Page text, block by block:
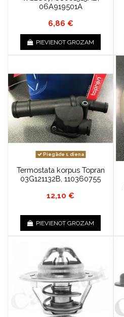
06A919501A
6,86 €
PIEVIENOT GROZAM
Piegāde 1 diena
Termostata korpus Topran
03G121132B, 110360755
12,10 €
PIEVIENOT GROZAM